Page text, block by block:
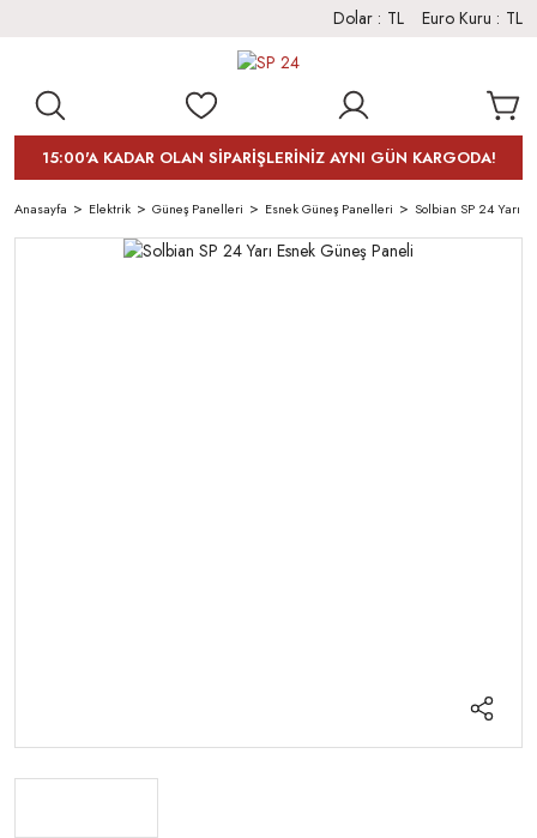
Dolar : TL Euro Kuru : TL
15:00'A KADAR OLAN SİPARİŞLERİNİZ AYNI GÜN KARGODA!
Anasayfa Elektrik Güneş Panelleri Esnek Güneş Panelleri Solbian SP 24 Yarı